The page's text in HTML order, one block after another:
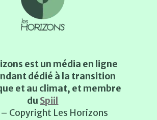
est un média en ligne
dédié à la transition
et au climat, et membre
du Spiil
Copyright Les Horizons